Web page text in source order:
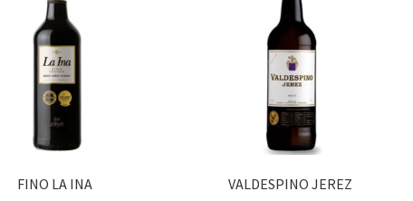
FINO LA INA VALDESPINO JEREZ